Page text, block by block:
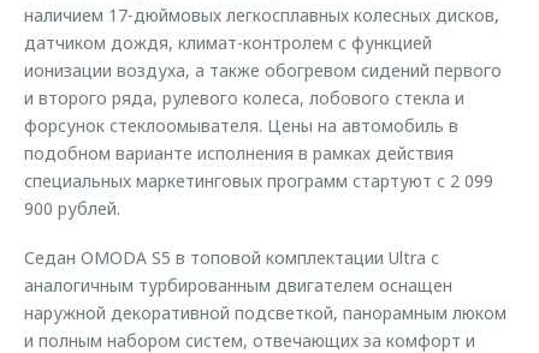
наличием 17-дюймовых легкосплавных колесных дисков,
датчиком дождя, климат-контролем с функцией
ионизации воздуха, а также обогревом сидений первого
и второго ряда, рулевого колеса, лобового стекла и
форсунок стеклоомывателя. Цены на автомобиль в
подобном варианте исполнения в рамках действия
специальных маркетинговых программ стартуют с 2 099
900 рублей.
Седан OMODA S5 в топовой комплектации Ultra с
аналогичным турбированным двигателем оснащен
наружной декоративной подсветкой, панорамным люком
и полным набором систем, отвечающих за комфорт и